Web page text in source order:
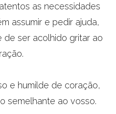
as necessidades
assumir e pedir ajuda,
de ser acolhido gritar ao
e humilde de coração,
semelhante ao vosso.